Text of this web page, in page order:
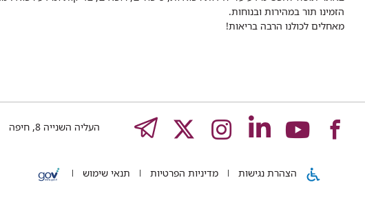
הזמינו תור במהירות ובנוחות.
מאחלים לכולנו הרבה בריאות!
לעמוד
של
לעמוד
של
לעמוד
של
לעמוד
של
לעמוד
של
העליה השנייה 8, חיפה
הצהרת נגישות מדיניות הפרטיות תנאי שימוש